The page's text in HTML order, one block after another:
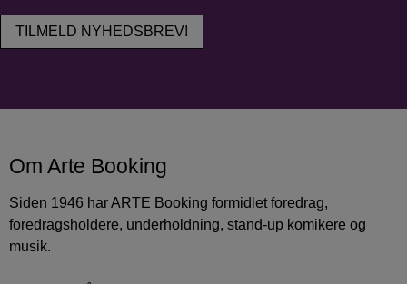
Om Arte Booking
Siden 1946 har ARTE Booking formidlet foredrag,
foredragsholdere, underholdning, stand-up komikere og
musik.